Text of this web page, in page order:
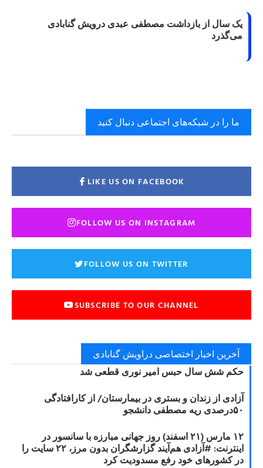
یک سال از بازداشت مصطفی عبدی درویش گنابادی
می‌گذرد
ما را در شبکه‌های اجتماعی دنبال کنید
LIKE US ON FACEBOOK
FOLLOW US ON INSTAGRAM
FOLLOW US ON TWITTER
SUBSCRIBE TO OUR CHANNEL
آخرین اخبار اختصاصی دراویش گنابادی
حکم شش سال حبس امیر نوری قطعی شد
آزادی از زندان و بستری در بیمارستان/ از کارافتادگی
۵۰درصدی ریه مصطفی دانشجو
۱۲ مارس (۲۱ اسفند) روز جهانی مبارزه با سانسور در
اینترنت: #آزادی هم‌آیند گزارشگران‌ بدون مرز، ۲۲ سایت را
در کشورهای خود رفع مسدودیت کرد